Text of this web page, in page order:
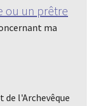
ou un prêtre
ma
de l'Archevêque